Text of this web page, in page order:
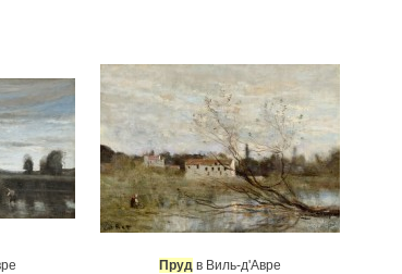
Пруд в Виль-д'Авре